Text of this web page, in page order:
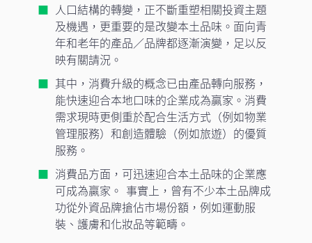
人口結構的轉變，正不斷重塑相關投資主題
及機遇，更重要的是改變本土品味。面向青
年和老年的產品／品牌都逐漸演變，足以反
映有關請況。
其中，消費升級的概念已由產品轉向服務，
能快速迎合本地口味的企業成為贏家。消費
需求現時更側重於配合生活方式（例如物業
管理服務）和創造體驗（例如旅遊）的優質
服務。
消費品方面，可迅速迎合本土品味的企業應
可成為贏家。 事實上，曾有不少本土品牌成
功從外資品牌搶佔市場份額，例如運動服
裝、護膚和化妝品等範疇。